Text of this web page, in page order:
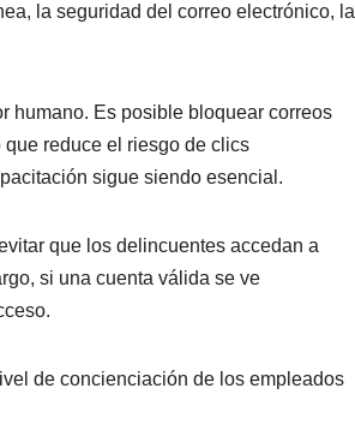
la seguridad del correo electrónico, la
humano. Es posible bloquear correos
reduce el riesgo de clics
sigue siendo esencial.
que los delincuentes accedan a
si una cuenta válida se ve
de concienciación de los empleados